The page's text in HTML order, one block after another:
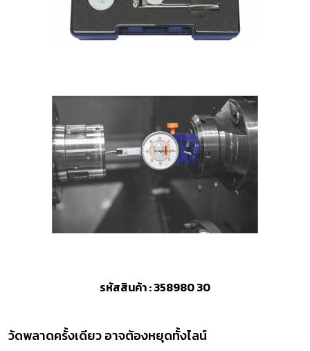
รหัสสินค้า : 358980 30
วัดพลาดครั้งเดียว อาจต้องหยุดทั้งไลน์